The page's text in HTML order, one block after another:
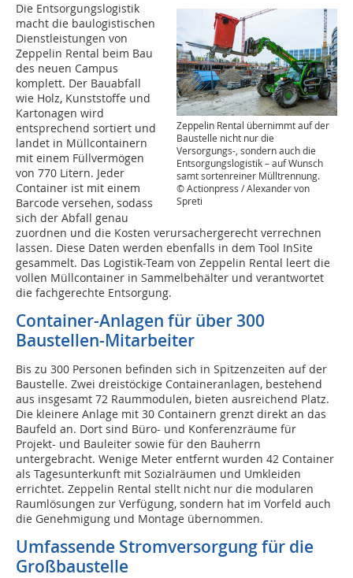
Zeppelin Rental übernimmt auf der
Baustelle nicht nur die
Versorgungs-, sondern auch die
Entsorgungslogistik – auf Wunsch
samt sortenreiner Mülltrennung.
© Actionpress / Alexander von
Spreti
Die Entsorgungslogistik
macht die baulogistischen
Dienstleistungen von
Zeppelin Rental beim Bau
des neuen Campus
komplett. Der Bauabfall
wie Holz, Kunststoffe und
Kartonagen wird
entsprechend sortiert und
landet in Müllcontainern
mit einem Füllvermögen
von 770 Litern. Jeder
Container ist mit einem
Barcode versehen, sodass
sich der Abfall genau
zuordnen und die Kosten verursachergerecht verrechnen
lassen. Diese Daten werden ebenfalls in dem Tool InSite
gesammelt. Das Logistik-Team von Zeppelin Rental leert die
vollen Müllcontainer in Sammelbehälter und verantwortet
die fachgerechte Entsorgung.
Container-Anlagen für über 300
Baustellen-Mitarbeiter
Bis zu 300 Personen befinden sich in Spitzenzeiten auf der
Baustelle. Zwei dreistöckige Containeranlagen, bestehend
aus insgesamt 72 Raummodulen, bieten ausreichend Platz.
Die kleinere Anlage mit 30 Containern grenzt direkt an das
Baufeld an. Dort sind Büro- und Konferenzräume für
Projekt- und Bauleiter sowie für den Bauherrn
untergebracht. Wenige Meter entfernt wurden 42 Container
als Tagesunterkunft mit Sozialräumen und Umkleiden
errichtet. Zeppelin Rental stellt nicht nur die modularen
Raumlösungen zur Verfügung, sondern hat im Vorfeld auch
die Genehmigung und Montage übernommen.
Umfassende Stromversorgung für die
Großbaustelle